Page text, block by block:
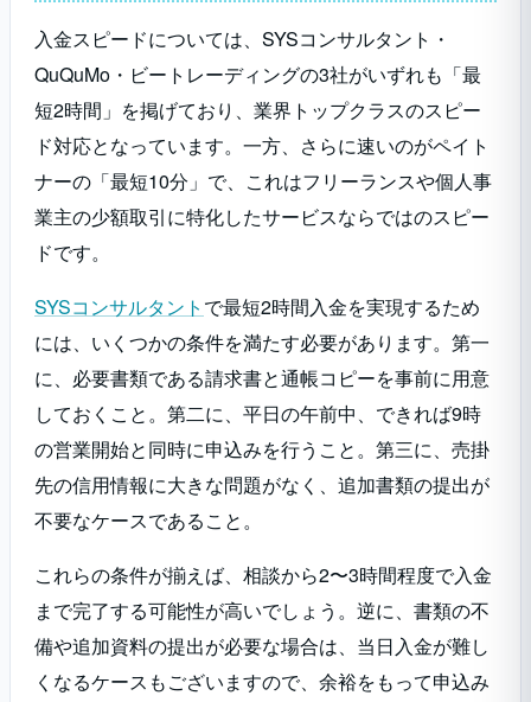
入金スピードについては、SYSコンサルタント・
QuQuMo・ビートレーディングの3社がいずれも「最
短2時間」を掲げており、業界トップクラスのスピー
ド対応となっています。一方、さらに速いのがペイト
ナーの「最短10分」で、これはフリーランスや個人事
業主の少額取引に特化したサービスならではのスピー
ドです。
SYSコンサルタント で最短2時間入金を実現するため
には、いくつかの条件を満たす必要があります。第一
に、必要書類である請求書と通帳コピーを事前に用意
しておくこと。第二に、平日の午前中、できれば9時
の営業開始と同時に申込みを行うこと。第三に、売掛
先の信用情報に大きな問題がなく、追加書類の提出が
不要なケースであること。
これらの条件が揃えば、相談から2〜3時間程度で入金
まで完了する可能性が高いでしょう。逆に、書類の不
備や追加資料の提出が必要な場合は、当日入金が難し
くなるケースもございますので、余裕をもって申込み